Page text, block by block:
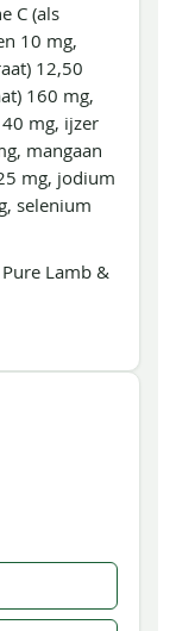
C (als
10 mg,
12,50
160 mg,
mg, ijzer
mangaan
mg, jodium
selenium
Lamb &